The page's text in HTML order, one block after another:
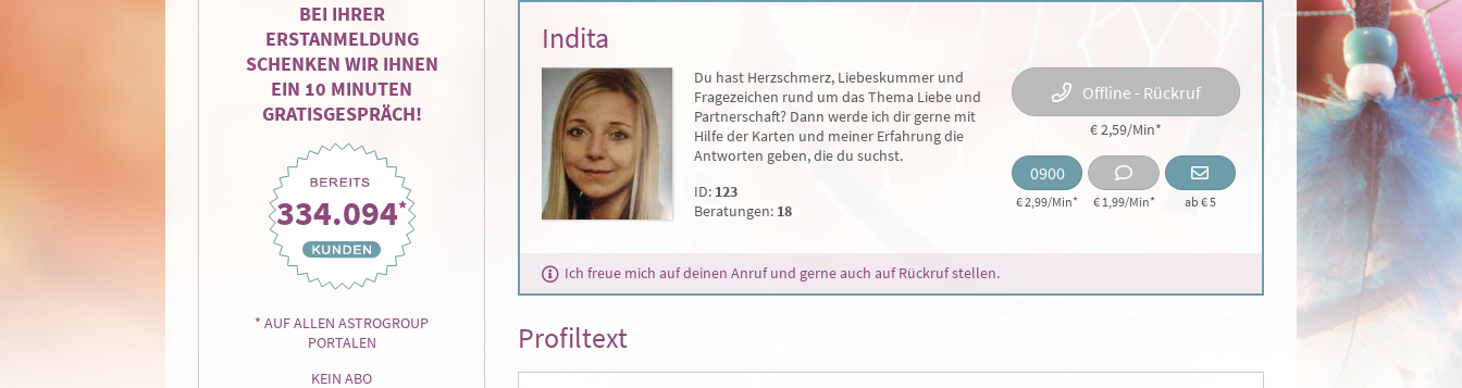
BEI IHRER
ERSTANMELDUNG
SCHENKEN WIR IHNEN
EIN 10 MINUTEN
GRATISGESPRÄCH!
334.094*
* AUF ALLEN ASTROGROUP
PORTALEN
KEIN ABO
Indita
Du hast Herzschmerz, Liebeskummer und
Fragezeichen rund um das Thema Liebe und
Partnerschaft? Dann werde ich dir gerne mit
Hilfe der Karten und meiner Erfahrung die
Antworten geben, die du suchst.
Offline - Rückruf
€ 2,59/Min*
0900
€ 2,99/Min* € 1,99/Min* ab € 5
ID: 123
Beratungen: 18
Ich freue mich auf deinen Anruf und gerne auch auf Rückruf stellen.
Profiltext